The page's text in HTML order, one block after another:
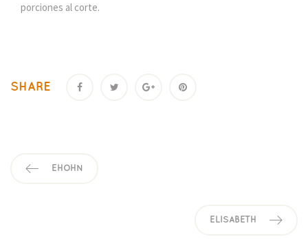
porciones al corte.
SHARE
EHOHN
ELISABETH